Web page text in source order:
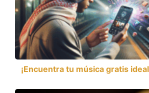
¡Encuentra tu música gratis